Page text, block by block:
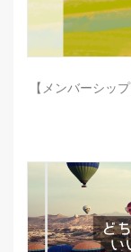
【メンバーシッ